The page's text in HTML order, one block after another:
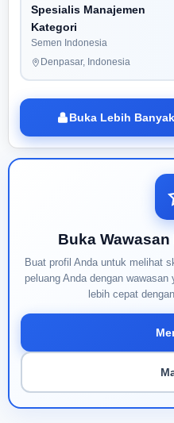
Spesialis Manajemen
Kategori
Semen Indonesia
Denpasar, Indonesia
Buka Lebih
Buka
Buat profil Anda untuk melihat
peluang Anda dengan
lebih cepat